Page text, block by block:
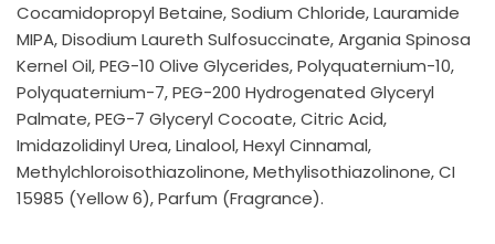
Cocamidopropyl Betaine, Sodium Chloride, Lauramide
MIPA, Disodium Laureth Sulfosuccinate, Argania Spinosa
Kernel Oil, PEG-10 Olive Glycerides, Polyquaternium-10,
Polyquaternium-7, PEG-200 Hydrogenated Glyceryl
Palmate, PEG-7 Glyceryl Cocoate, Citric Acid,
Imidazolidinyl Urea, Linalool, Hexyl Cinnamal,
Methylchloroisothiazolinone, Methylisothiazolinone, CI
15985 (Yellow 6), Parfum (Fragrance).